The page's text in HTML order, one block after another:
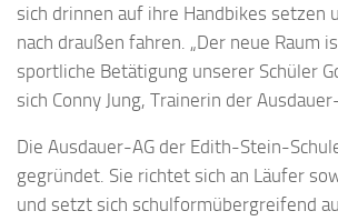
sich drinnen auf ihre Handbikes setzen
nach draußen fahren. „Der neue Raum
sportliche Betätigung unserer Schüler
sich Conny Jung, Trainerin der
Die Ausdauer-AG der Edith-Stein-
gegründet. Sie richtet sich an Läufer
und setzt sich schulformübergreifend